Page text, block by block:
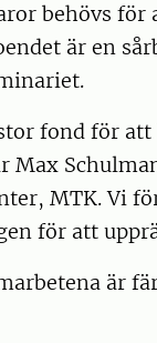
behövs
är en
fond för att
Max
MTK. Vi
för att
är